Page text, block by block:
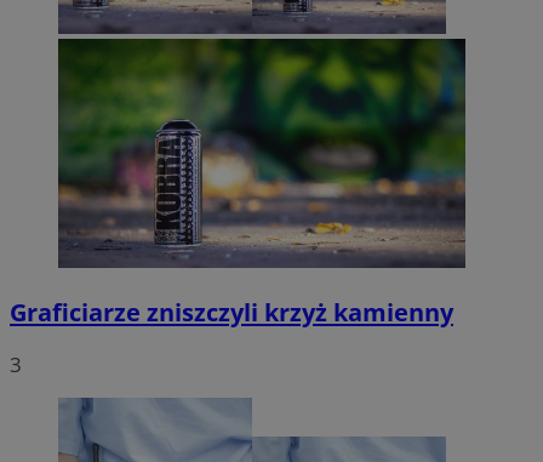
Graficiarze zniszczyli krzyż kamienny
3